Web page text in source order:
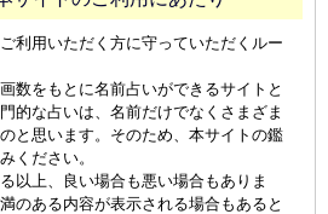
利用いただく方に守っていただくルー
数をもとに名前占いができるサイトと
的な占いは、名前だけでなくさまざま
と思います。そのため、本サイトの鑑
ください。
以上、良い場合も悪い場合もありま
のある内容が表示される場合もあると